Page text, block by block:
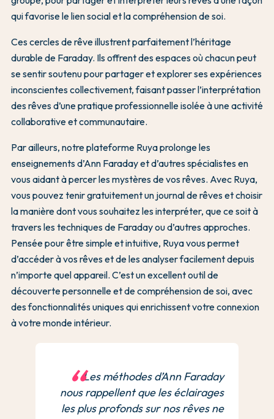
qui favorise le lien social et la compréhension de soi.
Ces cercles de rêve illustrent parfaitement l’héritage
durable de Faraday. Ils offrent des espaces où chacun peut
se sentir soutenu pour partager et explorer ses expériences
inconscientes collectivement, faisant passer l’interprétation
des rêves d’une pratique professionnelle isolée à une activité
collaborative et communautaire.
Par ailleurs, notre plateforme Ruya prolonge les
enseignements d’Ann Faraday et d’autres spécialistes en
vous aidant à percer les mystères de vos rêves. Avec Ruya,
vous pouvez tenir gratuitement un journal de rêves et choisir
la manière dont vous souhaitez les interpréter, que ce soit à
travers les techniques de Faraday ou d’autres approches.
Pensée pour être simple et intuitive, Ruya vous permet
d’accéder à vos rêves et de les analyser facilement depuis
n’importe quel appareil. C’est un excellent outil de
découverte personnelle et de compréhension de soi, avec
des fonctionnalités uniques qui enrichissent votre connexion
à votre monde intérieur.
Les méthodes d’Ann Faraday
nous rappellent que les éclairages
les plus profonds sur nos rêves ne